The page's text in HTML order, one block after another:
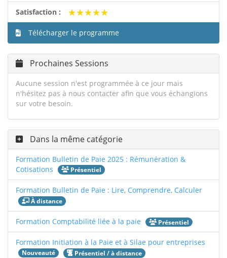
Satisfaction : ★★★★★
★★★★★
Télécharger le programme
Prochaines Sessions
Aucune session n'est programmée à ce jour mais
n'hésitez pas à nous contacter afin que vous échangions
sur votre besoin.
Dans la même catégorie
Formation Bulletin de Paie 2025 : Rémunération &
Cotisations
Présentiel
Formation Bulletin de Paie : Lire, Comprendre, Calculer
À distance
Formation Comptabilité liée à la paie Présentiel
Formation Initiation à la Paie et à Silae pour entreprises
Nouveauté Présentiel / à distance